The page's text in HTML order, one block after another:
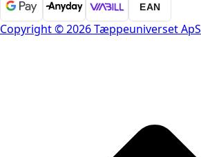
EAN
Copyright © 2026 Tæppeuniverset ApS